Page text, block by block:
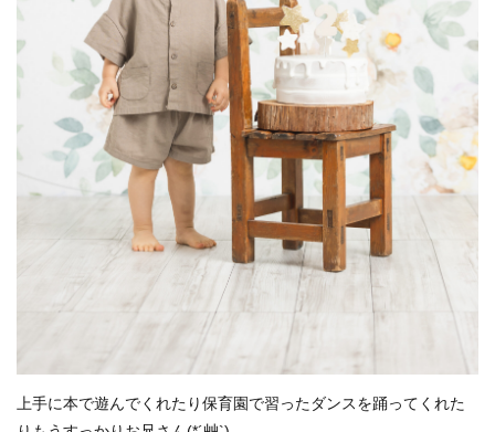
上手に本で遊んでくれたり保育園で習ったダンスを踊ってくれた